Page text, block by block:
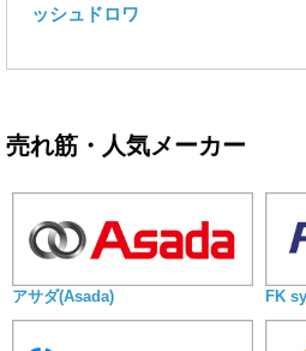
ッシュドロワ
売れ筋・人気メーカー
アサダ(Asada) FK